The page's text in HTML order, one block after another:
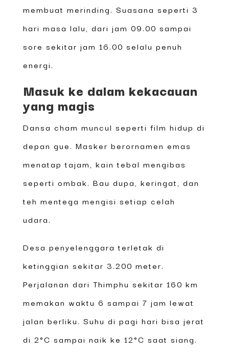
membuat merinding. Suasana seperti 3
hari masa lalu, dari jam 09.00 sampai
sore sekitar jam 16.00 selalu penuh
energi.
Masuk ke dalam kekacauan
yang magis
Dansa cham muncul seperti film hidup di
depan gue. Masker berornamen emas
menatap tajam, kain tebal mengibas
seperti ombak. Bau dupa, keringat, dan
teh mentega mengisi setiap celah
udara.
Desa penyelenggara terletak di
ketinggian sekitar 3.200 meter.
Perjalanan dari Thimphu sekitar 160 km
memakan waktu 6 sampai 7 jam lewat
jalan berliku. Suhu di pagi hari bisa jerat
di 2°C sampai naik ke 12°C saat siang.